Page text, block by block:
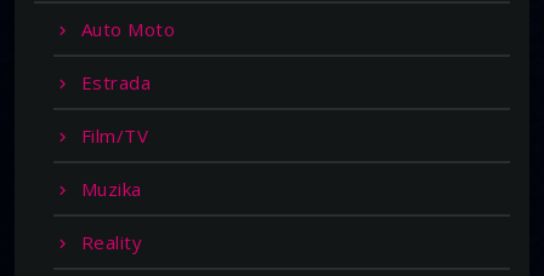
Auto Moto
Estrada
Film/TV
Muzika
Reality